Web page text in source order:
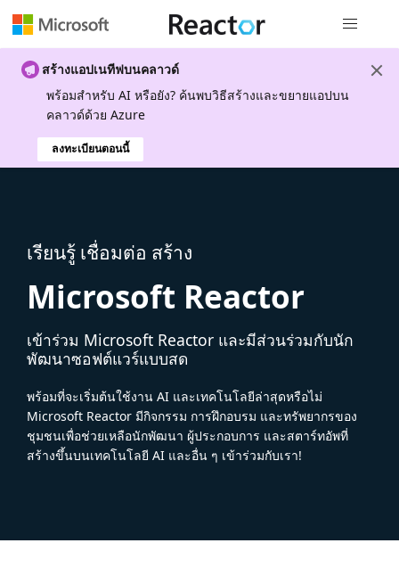
สร้างแอปเนทีฟบนคลาวด์
พร้อมสําหรับ AI หรือยัง? ค้นพบวิธีสร้างและขยายแอปบน
คลาวด์ด้วย Azure
ลงทะเบียนตอนนี้
เรียนรู้ เชื่อมต่อ สร้าง
Microsoft Reactor
เข้าร่วม Microsoft Reactor และมีส่วนร่วมกับนัก
พัฒนาซอฟต์แวร์แบบสด
พร้อมที่จะเริ่มต้นใช้งาน AI และเทคโนโลยีล่าสุดหรือไม่
Microsoft Reactor มีกิจกรรม การฝึกอบรม และทรัพยากรของ
ชุมชนเพื่อช่วยเหลือนักพัฒนา ผู้ประกอบการ และสตาร์ทอัพที่
สร้างขึ้นบนเทคโนโลยี AI และอื่น ๆ เข้าร่วมกับเรา!